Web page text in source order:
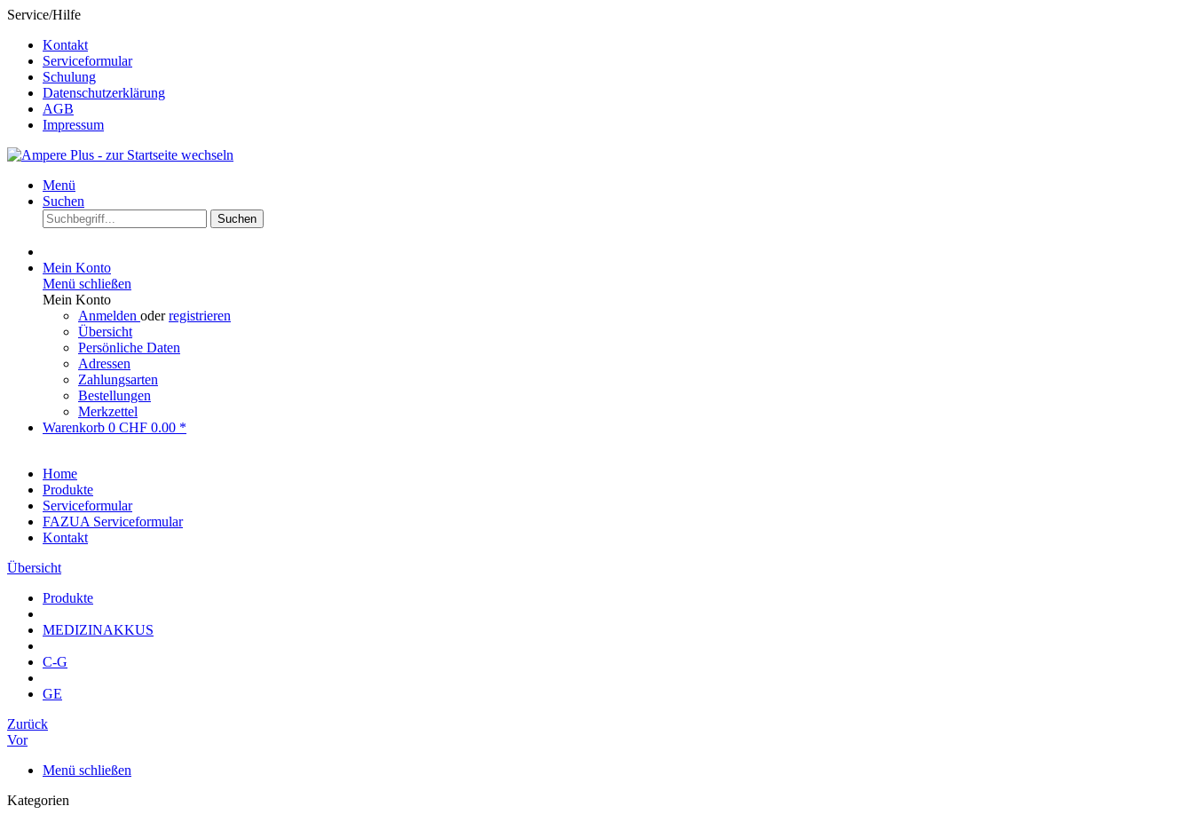
Service/Hilfe
Kontakt
Serviceformular
Schulung
Datenschutzerklärung
AGB
Impressum
Menü
Suchen
Suchen
Mein Konto
Menü schließen
Mein Konto
Anmelden oderregistrieren
Übersicht
Persönliche Daten
Adressen
Zahlungsarten
Bestellungen
Merkzettel
Warenkorb 0 CHF 0.00 *
Home
Produkte
Serviceformular
FAZUA Serviceformular
Kontakt
Übersicht
Produkte
MEDIZINAKKUS
C-G
GE
Zurück
Vor
Menü schließen
Kategorien